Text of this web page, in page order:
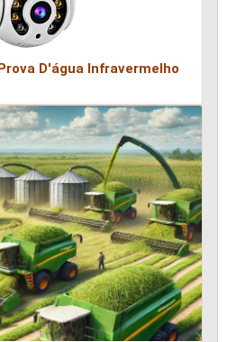
D'água Infravermelho